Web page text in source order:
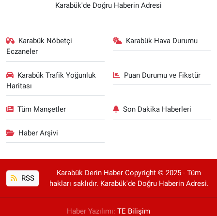
Karabük'de Doğru Haberin Adresi
Karabük Nöbetçi
Eczaneler
Karabük Hava Durumu
Karabük Trafik Yoğunluk
Haritası
Puan Durumu ve Fikstür
Tüm Manşetler Son Dakika Haberleri
Haber Arşivi
RSS
Karabük Derin Haber Copyright © 2025 - Tüm
hakları saklıdır. Karabük'de Doğru Haberin Adresi.
Haber Yazılımı: TE Bilişim